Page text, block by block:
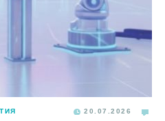
20.07.2026